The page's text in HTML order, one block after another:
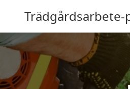
Trädgårdsarbete-